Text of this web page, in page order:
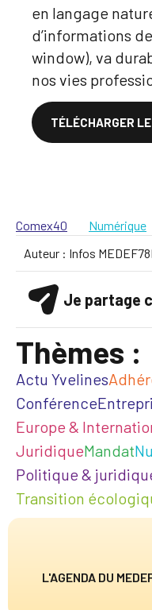
en langage
d’informations
window), va
nos vies
TÉLÉCHARGER
Comex40
Numérique
Auteur : Infos MEDEF78
Je partage
Thèmes :
Actu Yvelines
Conférence
Europe &
JuridiqueMandat
Politique &
Transition
L'AGENDA DU